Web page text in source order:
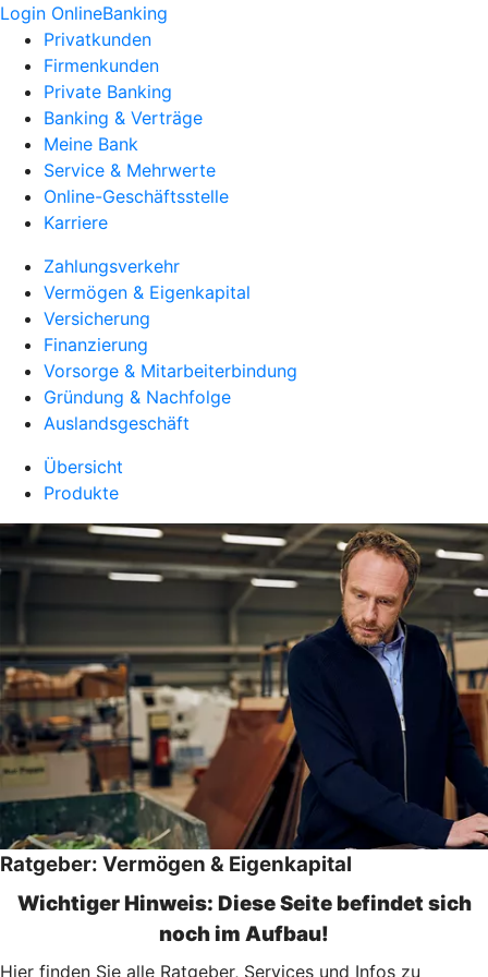
Login OnlineBanking
Privatkunden
Firmenkunden
Private Banking
Banking & Verträge
Meine Bank
Service & Mehrwerte
Online-Geschäftsstelle
Karriere
Zahlungsverkehr
Vermögen & Eigenkapital
Versicherung
Finanzierung
Vorsorge & Mitarbeiterbindung
Gründung & Nachfolge
Auslandsgeschäft
Übersicht
Produkte
Ratgeber: Vermögen & Eigenkapital
Wichtiger Hinweis: Diese Seite befindet sich
noch im Aufbau!
Hier finden Sie alle Ratgeber, Services und Infos zu